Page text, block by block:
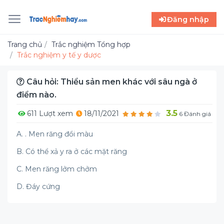
Đăng nhập
Trang chủ
Trắc nghiệm Tổng hợp
Trắc nghiệm y tế y dược
Câu hỏi: Thiểu sản men khác với sâu ngà ở
điểm nào.
611 Lượt xem 18/11/2021 3.56 Đánh giá
A. . Men răng đổi màu
B. Có thể xả y ra ở các mặt răng
C. Men răng lởm chởm
D. Đáy cứng